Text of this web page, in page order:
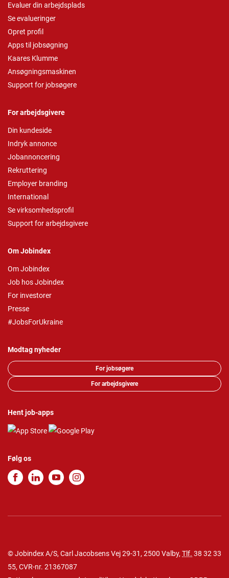
Evaluer din arbejdsplads
Se evalueringer
Opret profil
Apps til jobsøgning
Kaares Klumme
Ansøgningsmaskinen
Support for jobsøgere
For arbejdsgivere
Din kundeside
Indryk annonce
Jobannoncering
Rekruttering
Employer branding
International
Se virksomhedsprofil
Support for arbejdsgivere
Om Jobindex
Om Jobindex
Job hos Jobindex
For investorer
Presse
#JobsForUkraine
Modtag nyheder
For jobsøgere
For arbejdsgivere
Hent job-apps
Følg os
© Jobindex A/S, Carl Jacobsens Vej 29-31, 2500 Valby, Tlf. 38 32 33
55, CVR-nr. 21367087